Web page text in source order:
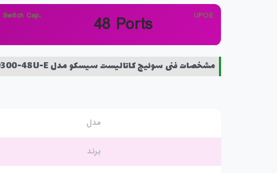
48 Ports UPOE
Switch Cap.
مشخصات فنی سوئیچ کاتالیست سیسکو مدل Catalyst C9300-48U-E
مدل
برند